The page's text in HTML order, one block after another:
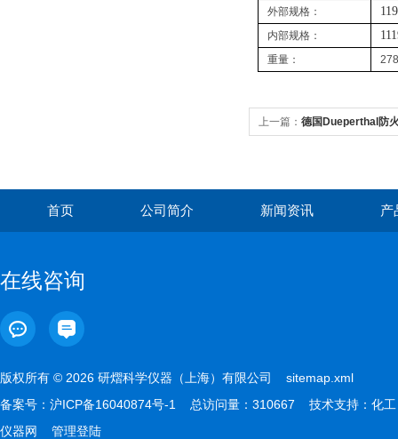
外部规格：
内部规格：
重量：
上一篇： 德国Dueperthal防
首页 公司简介 新闻资讯 产
在线咨询
版权所有 © 2026 研熠科学仪器（上海）有限公司 sitemap.xml
备案号： 沪ICP备16040874号-1 总访问量：310667 技术支持： 化工
仪器网
管理登陆